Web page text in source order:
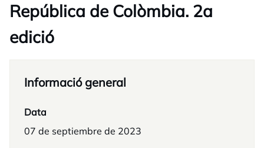
República de Colòmbia. 2a
edició
Informació general
Data
07 de septiembre de 2023